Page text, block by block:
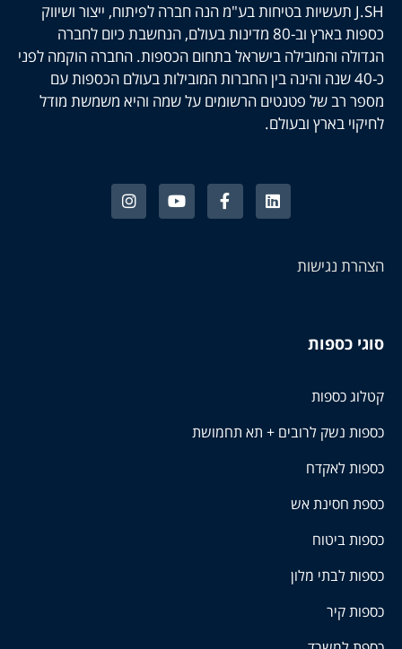
J.SH תעשיות בטיחות בע"מ הנה חברה לפיתוח, ייצור ושיווק
כספות בארץ וב-80 מדינות בעולם, הנחשבת כיום לחברה
הגדולה והמובילה בישראל בתחום הכספות. החברה הוקמה לפני
כ-40 שנה והינה בין החברות המובילות בעולם הכספות עם
מספר רב של פטנטים הרשומים על שמה והיא משמשת מודל
לחיקוי בארץ ובעולם.
הצהרת נגישות
סוגי כספות
קטלוג כספות
כספות נשק לרובים + תא תחמושת
כספות לאקדח
כספת חסינת אש
כספות ביטוח
כספות לבתי מלון
כספות קיר